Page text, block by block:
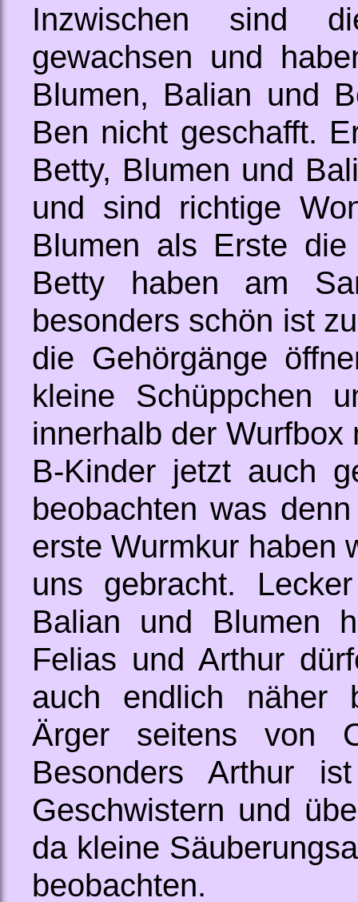
Inzwischen sind
gewachsen und
Blumen, Balian und
Ben nicht geschafft.
Betty, Blumen und
und sind richtige
Blumen als Erste
Betty haben am
besonders schön ist
die Gehörgänge
kleine Schüppchen
innerhalb der
B-Kinder jetzt auch
beobachten was
erste Wurmkur haben
uns gebracht.
Balian und Blumen
Felias und Arthur
auch endlich näher
Ärger seitens von
Besonders Arthur
Geschwistern und
da kleine
beobachten.